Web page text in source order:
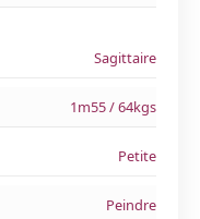
Sagittaire
1m55 / 64kgs
Petite
Peindre